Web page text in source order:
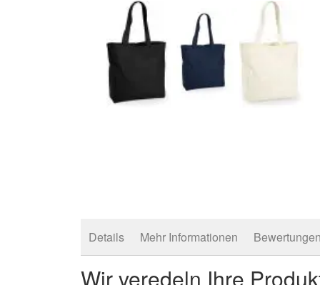
Details Mehr Informationen Bewertungen
Wir veredeln Ihre